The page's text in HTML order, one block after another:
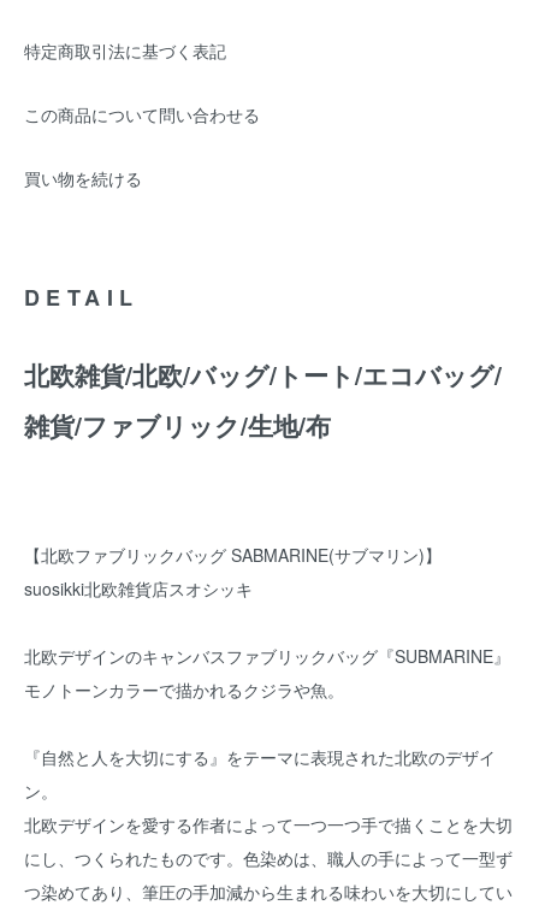
特定商取引法に基づく表記
この商品について問い合わせる
買い物を続ける
DETAIL
北欧雑貨/北欧/バッグ/トート/エコバッグ/
雑貨/ファブリック/生地/布
【北欧ファブリックバッグ SABMARINE(サブマリン)】
suosikki北欧雑貨店スオシッキ
北欧デザインのキャンバスファブリックバッグ『SUBMARINE』
モノトーンカラーで描かれるクジラや魚。
『自然と人を大切にする』をテーマに表現された北欧のデザイ
ン。
北欧デザインを愛する作者によって一つ一つ手で描くことを大切
にし、つくられたものです。色染めは、職人の手によって一型ず
つ染めてあり、筆圧の手加減から生まれる味わいを大切にしてい